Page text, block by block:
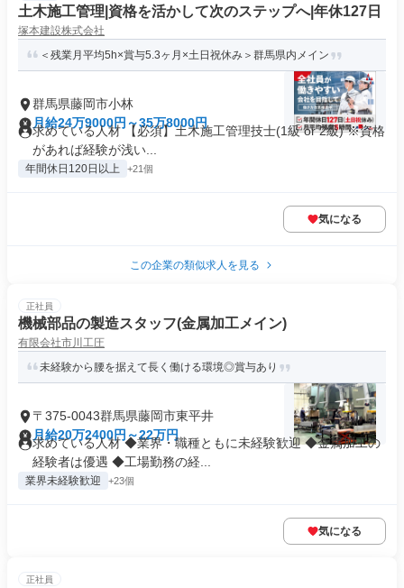
土木施工管理|資格を活かして次のステップへ|年休127日
塚本建設株式会社
＜残業月平均5h×賞与5.3ヶ月×土日祝休み＞群馬県内メイン
群馬県藤岡市小林
月給24万9000円～35万8000円
求めている人材 【必須】土木施工管理技士(1級 or 2級) ※資格
があれば経験が浅い...
年間休日120日以上 +21個
気になる
この企業の類似求人を見る
正社員
機械部品の製造スタッフ(金属加工メイン)
有限会社市川工圧
未経験から腰を据えて長く働ける環境◎賞与あり
〒375-0043群馬県藤岡市東平井
月給20万2400円～22万円
求めている人材 ◆業界・職種ともに未経験歓迎 ◆金属加工の
経験者は優遇 ◆工場勤務の経...
業界未経験歓迎 +23個
気になる
正社員